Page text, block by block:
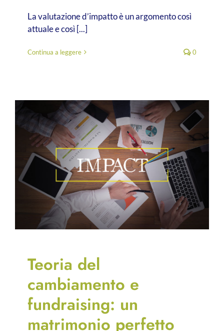
La valutazione d’impatto è un argomento così
attuale e così [...]
Continua a leggere 0
Teoria del
cambiamento e
fundraising: un
matrimonio perfetto